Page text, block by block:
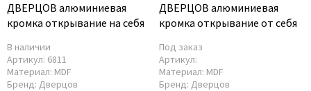
ДВЕРЦОВ алюминиевая
кромка открывание на себя
В наличии
Артикул: 6811
Материал: MDF
Бренд: Дверцов
ДВЕРЦОВ алюминиевая
кромка открывание от себя
Под заказ
Артикул:
Материал: MDF
Бренд: Дверцов